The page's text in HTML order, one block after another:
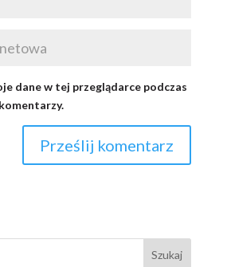
dane w tej przeglądarce podczas
Szukaj